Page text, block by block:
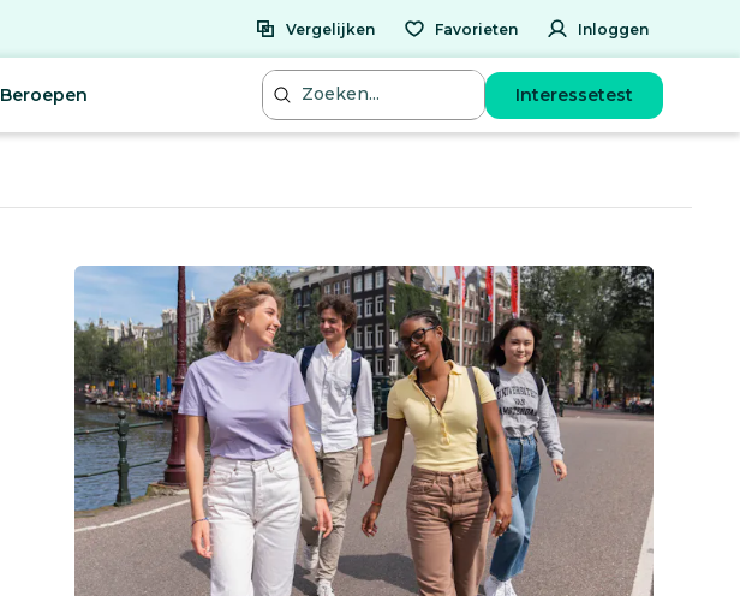
Vergelijken Favorieten Inloggen
Beroepen Interessetest